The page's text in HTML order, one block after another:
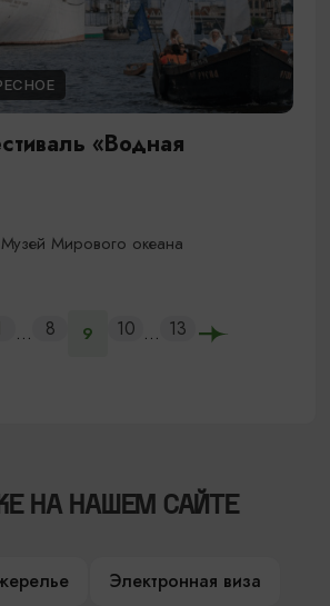
«Водная
Мирового океана
... 8 9 10 ... 13
НА НАШЕМ САЙТЕ
Электронная виза